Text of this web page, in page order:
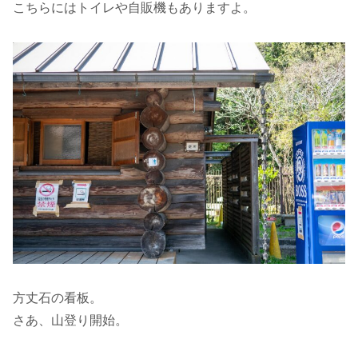
こちらにはトイレや自販機もありますよ。
方丈石の看板。
さあ、山登り開始。